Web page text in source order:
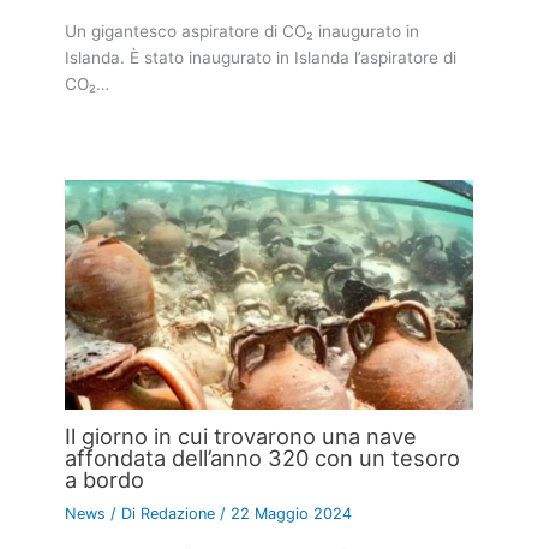
Un gigantesco aspiratore di CO₂ inaugurato in
Islanda. È stato inaugurato in Islanda l’aspiratore di
CO₂…
Il giorno in cui trovarono una nave
affondata dell’anno 320 con un tesoro
a bordo
News / Di Redazione / 22 Maggio 2024